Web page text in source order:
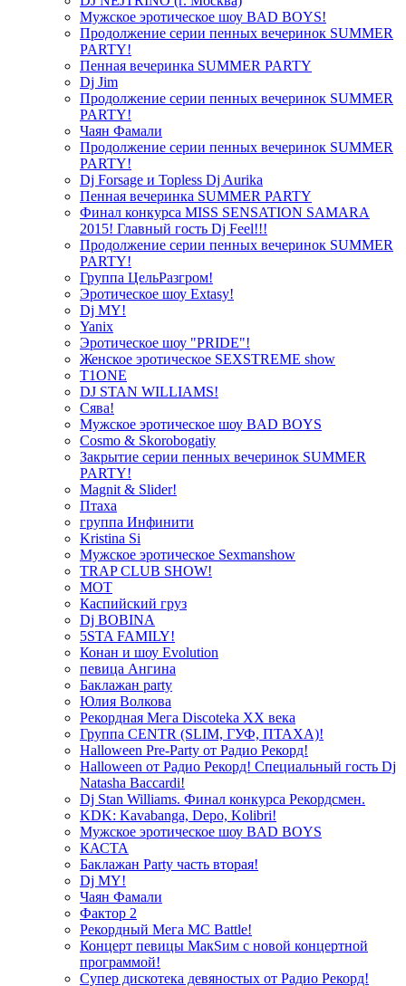
Мужское эротическое шоу BAD BOYS!
Продолжение серии пенных вечеринок SUMMER
PARTY!
Пенная вечеринка SUMMER PARTY
Dj Jim
Продолжение серии пенных вечеринок SUMMER
PARTY!
Чаян Фамали
Продолжение серии пенных вечеринок SUMMER
PARTY!
Dj Forsage и Topless Dj Aurika
Пенная вечеринка SUMMER PARTY
Финал конкурса MISS SENSATION SAMARA
2015! Главный гость Dj Feel!!!
Продолжение серии пенных вечеринок SUMMER
PARTY!
Группа ЦельРазгром!
Эротическое шоу Extasy!
Dj MY!
Yanix
Эротическое шоу "PRIDE"!
Женское эротическое SEXSTREME show
T1ONE
DJ STAN WILLIAMS!
Сява!
Мужское эротическое шоу BAD BOYS
Cosmo & Skorobogatiy
Закрытие серии пенных вечеринок SUMMER
PARTY!
Magnit & Slider!
Птаха
группа Инфинити
Kristina Si
Мужское эротическое Sexmanshow
TRAP CLUB SHOW!
МОТ
Каспийский груз
Dj BOBINA
5STA FAMILY!
Конан и шоу Evolution
певица Ангина
Баклажан party
Юлия Волкова
Рекордная Мега Discoteka XX века
Группа CENTR (SLIM, ГУФ, ПТАХА)!
Halloween Pre-Party от Радио Рекорд!
Halloween от Радио Рекорд! Специальный гость Dj
Natasha Baccardi!
Dj Stan Williams. Финал конкурса Рекордсмен.
KDK: Kavabanga, Depo, Kolibri!
Мужское эротическое шоу BAD BOYS
КАСТА
Баклажан Party часть вторая!
Dj MY!
Чаян Фамали
Фактор 2
Рекордный Мега МС Battle!
Концерт певицы МакSим с новой концертной
программой!
Супер дискотека девяностых от Радио Рекорд!